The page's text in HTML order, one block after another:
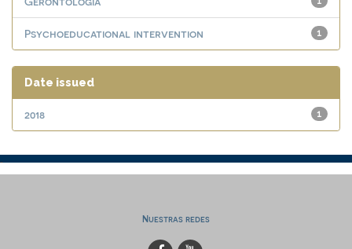
1
Psychoeducational intervention
Date issued
1
2018
Nuestras redes